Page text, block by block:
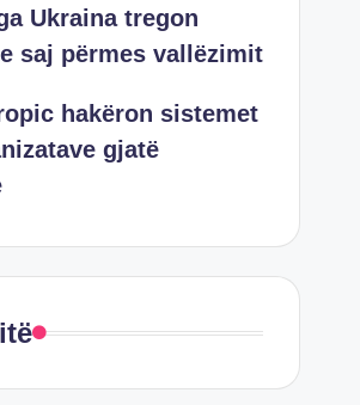
Ukraina tregon
saj përmes vallëzimit
hakëron sistemet
gjatë